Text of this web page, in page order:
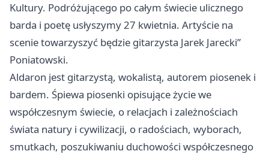
Kultury. Podróżującego po całym świecie ulicznego
barda i poetę usłyszymy 27 kwietnia. Artyście na
scenie towarzyszyć będzie gitarzysta Jarek Jarecki”
Poniatowski.
Aldaron jest gitarzystą, wokalistą, autorem piosenek i
bardem. Śpiewa piosenki opisujące życie we
współczesnym świecie, o relacjach i zależnościach
świata natury i cywilizacji, o radościach, wyborach,
smutkach, poszukiwaniu duchowości współczesnego